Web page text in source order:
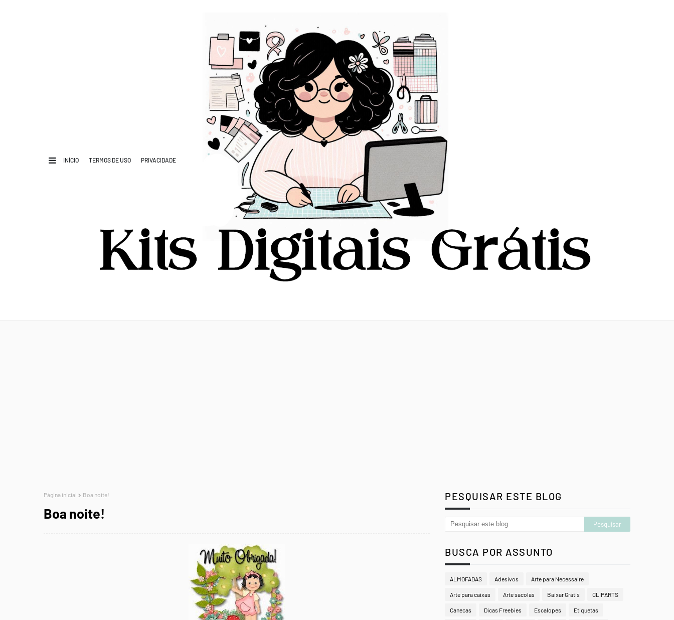
INÍCIO TERMOS DE USO PRIVACIDADE
Página inicial Boa noite!
Boa noite!
PESQUISAR ESTE BLOG
BUSCA POR ASSUNTO
ALMOFADAS Adesivos Arte para Necessaire
Arte para caixas Arte sacolas Baixar Grátis CLIPARTS
Canecas Dicas Freebies Escalopes Etiquetas